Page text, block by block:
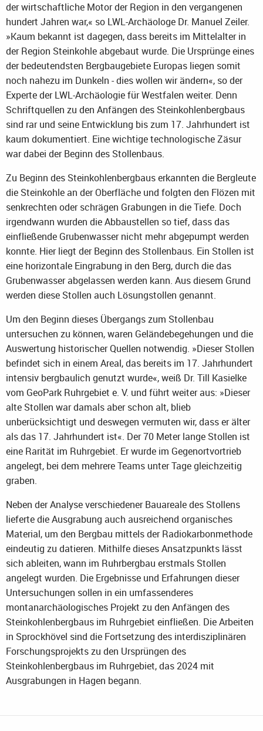
der wirtschaftliche Motor der Region in den vergangenen
hundert Jahren war,« so LWL-Archäologe Dr. Manuel Zeiler.
»Kaum bekannt ist dagegen, dass bereits im Mittelalter in
der Region Steinkohle abgebaut wurde. Die Ursprünge eines
der bedeutendsten Bergbaugebiete Europas liegen somit
noch nahezu im Dunkeln - dies wollen wir ändern«, so der
Experte der LWL-Archäologie für Westfalen weiter. Denn
Schriftquellen zu den Anfängen des Steinkohlenbergbaus
sind rar und seine Entwicklung bis zum 17. Jahrhundert ist
kaum dokumentiert. Eine wichtige technologische Zäsur
war dabei der Beginn des Stollenbaus.
Zu Beginn des Steinkohlenbergbaus erkannten die Bergleute
die Steinkohle an der Oberfläche und folgten den Flözen mit
senkrechten oder schrägen Grabungen in die Tiefe. Doch
irgendwann wurden die Abbaustellen so tief, dass das
einfließende Grubenwasser nicht mehr abgepumpt werden
konnte. Hier liegt der Beginn des Stollenbaus. Ein Stollen ist
eine horizontale Eingrabung in den Berg, durch die das
Grubenwasser abgelassen werden kann. Aus diesem Grund
werden diese Stollen auch Lösungstollen genannt.
Um den Beginn dieses Übergangs zum Stollenbau
untersuchen zu können, waren Geländebegehungen und die
Auswertung historischer Quellen notwendig. »Dieser Stollen
befindet sich in einem Areal, das bereits im 17. Jahrhundert
intensiv bergbaulich genutzt wurde«, weiß Dr. Till Kasielke
vom GeoPark Ruhrgebiet e. V. und führt weiter aus: »Dieser
alte Stollen war damals aber schon alt, blieb
unberücksichtigt und deswegen vermuten wir, dass er älter
als das 17. Jahrhundert ist«. Der 70 Meter lange Stollen ist
eine Rarität im Ruhrgebiet. Er wurde im Gegenortvortrieb
angelegt, bei dem mehrere Teams unter Tage gleichzeitig
graben.
Neben der Analyse verschiedener Bauareale des Stollens
lieferte die Ausgrabung auch ausreichend organisches
Material, um den Bergbau mittels der Radiokarbonmethode
eindeutig zu datieren. Mithilfe dieses Ansatzpunkts lässt
sich ableiten, wann im Ruhrbergbau erstmals Stollen
angelegt wurden. Die Ergebnisse und Erfahrungen dieser
Untersuchungen sollen in ein umfassenderes
montanarchäologisches Projekt zu den Anfängen des
Steinkohlenbergbaus im Ruhrgebiet einfließen. Die Arbeiten
in Sprockhövel sind die Fortsetzung des interdisziplinären
Forschungsprojekts zu den Ursprüngen des
Steinkohlenbergbaus im Ruhrgebiet, das 2024 mit
Ausgrabungen in Hagen begann.